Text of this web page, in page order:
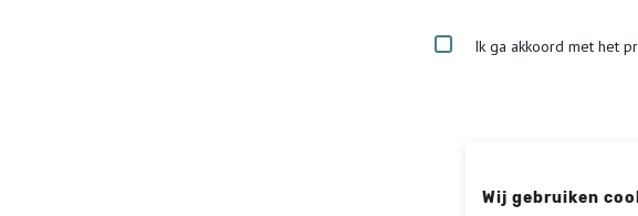
Ik ga akkoord met het
Wij gebruiken